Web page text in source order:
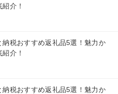
介！
納税おすすめ返礼品5選！魅力か
介！
納税おすすめ返礼品5選！魅力か